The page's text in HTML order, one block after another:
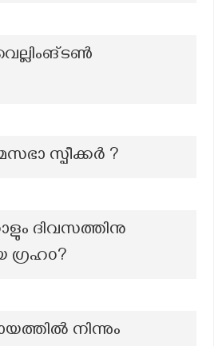
സ്പീക്കർ ?
ദിവസത്തിനു
ഗ്രഹ൦?
നിന്നും